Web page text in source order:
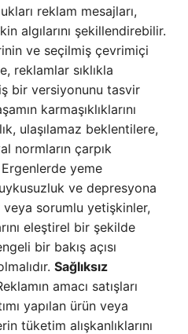
reklam mesajları,
algılarını şekillendirebilir.
ve seçilmiş çevrimiçi
reklamlar sıklıkla
bir versiyonunu tasvir
karmaşıklıklarını
ulaşılamaz beklentilere,
normların çarpık
yeme
ve depresyona
sorumlu yetişkinler,
eleştirel bir şekilde
bir bakış açısı
Sağlıksız
amacı satışları
yapılan ürün veya
tüketim alışkanlıklarını